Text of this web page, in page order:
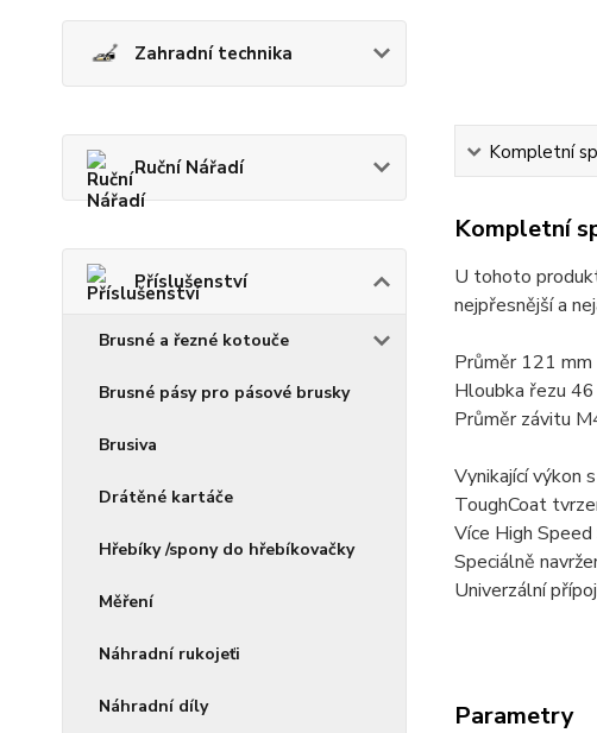
Zahradní technika
Ruční Nářadí
Příslušenství
Brusné a řezné kotouče
Brusné pásy pro pásové brusky
Brusiva
Drátěné kartáče
Hřebíky /spony do hřebíkovačky
Měření
Náhradní rukojeťi
Náhradní díly
Kompletní
Kompletní
U tohoto
nejpřesnější a
Průměr 121 mm
Hloubka řezu
Průměr závitu
Vynikající výkon
ToughCoat
Více High
Speciálně
Univerzální
Parametry